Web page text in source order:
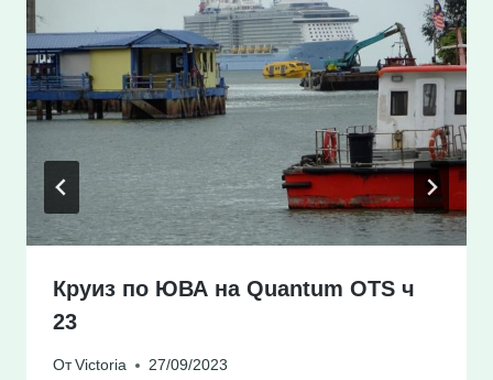
Круиз по ЮВА на Quantum OTS ч
23
От Victoria 27/09/2023